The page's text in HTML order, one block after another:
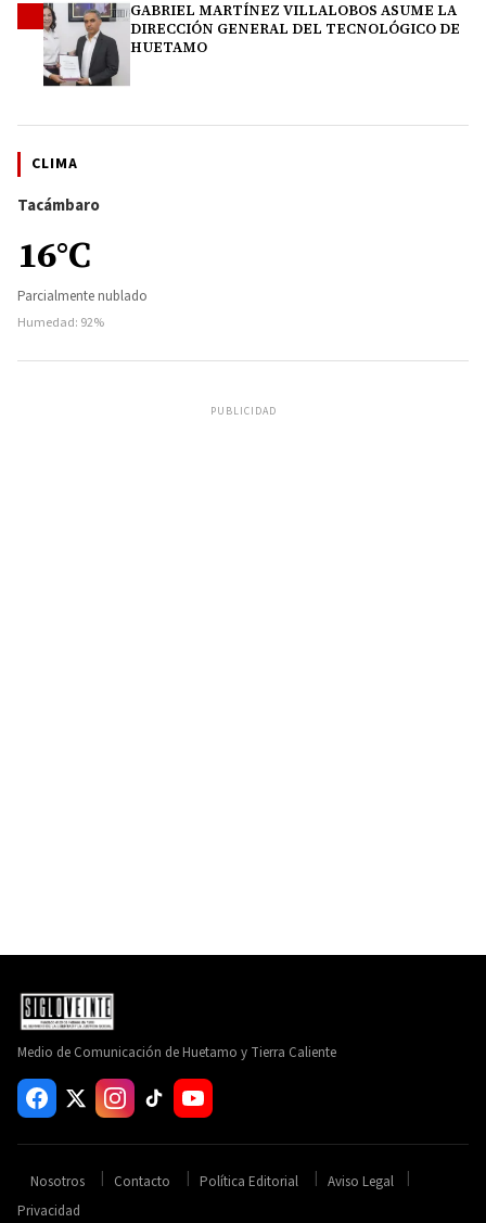
GABRIEL MARTÍNEZ VILLALOBOS ASUME LA
DIRECCIÓN GENERAL DEL TECNOLÓGICO DE
HUETAMO
CLIMA
Tacámbaro
16°C
Parcialmente nublado
Humedad: 92%
PUBLICIDAD
Medio de Comunicación de Huetamo y Tierra Caliente
Nosotros Contacto Política Editorial
Aviso Legal
Privacidad